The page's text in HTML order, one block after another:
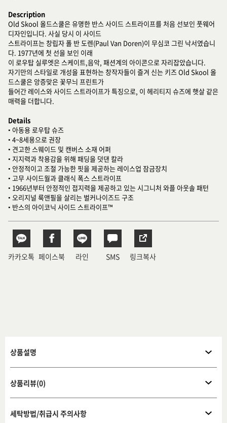
Description
Old Skool 올드스쿨은 유명한 반스 사이드 스트라이프를 처음 선보인 풋웨어
디자인입니다. 사실 당시 이 사이드
스트라이프는 창립자 폴 반 도렌(Paul Van Doren)이 무심코 그린 낙서였습니
다. 1977년에 첫 선을 보인 이래
이 로우탑 실루엣은 스케이트,음악, 패션계의 아이콘으로 자리잡았습니다.
자기만의 스타일로 개성을 표현하는 창작자들이 즐겨 신는 키즈 Old Skool 올
드스쿨은 앙증맞은 꽃무늬 프린트가
들어간 레이스와 사이드 스트라이프가 특징으로, 이 헤리티지 슈즈에 햇살 같은
매력을 더합니다.
Details
• 아동용 로우탑 슈즈
• 4~8세용으로 권장
• 견고한 스웨이드 및 캔버스 소재 어퍼
• 지지력과 착용감을 위해 패딩을 덧댄 칼라
• 안정적이고 조절 가능한 핏을 제공하는 레이스업 잠금장치
• 고무 사이드월과 클래식 폭스 스트라이프
• 1966년부터 안정적인 접지력을 제공하고 있는 시그니처 와플 아웃솔 패턴
• 오리지널 룩앤필을 살리는 벌커나이즈드 구조
• 반스의 아이코닉 사이드 스트라이프™
카카오톡 페이스북 라인 SMS 링크복사
상품설명
상품리뷰(0)
세탁방법/취급시 주의사항